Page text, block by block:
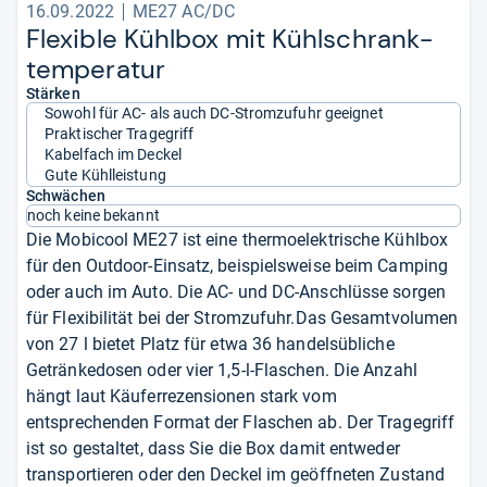
16.09.2022 ME27 AC/DC
Fle­xi­ble Kühl­box mit Kühl­schrank­
tem­pe­ra­tur
Stärken
Sowohl für AC- als auch DC-Stromzufuhr geeignet
Praktischer Tragegriff
Kabelfach im Deckel
Gute Kühlleistung
Schwächen
noch keine bekannt
Die Mobicool ME27 ist eine thermoelektrische Kühlbox
für den Outdoor-Einsatz, beispielsweise beim Camping
oder auch im Auto. Die AC- und DC-Anschlüsse sorgen
für Flexibilität bei der Stromzufuhr.Das Gesamtvolumen
von 27 l bietet Platz für etwa 36 handelsübliche
Getränkedosen oder vier 1,5-l-Flaschen. Die Anzahl
hängt laut Käuferrezensionen stark vom
entsprechenden Format der Flaschen ab. Der Tragegriff
ist so gestaltet, dass Sie die Box damit entweder
transportieren oder den Deckel im geöffneten Zustand